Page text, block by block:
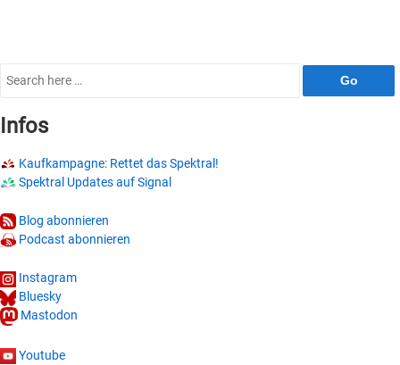
Search
Infos
Kaufkampagne: Rettet das Spektral!
Spektral Updates auf Signal
Blog abonnieren
Podcast abonnieren
Instagram
Bluesky
Mastodon
Youtube